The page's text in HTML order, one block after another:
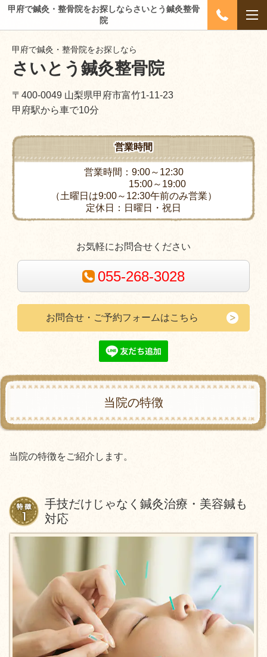
甲府で鍼灸・整骨院をお探しならさいとう鍼灸整骨
院
甲府で鍼灸・整骨院をお探しなら
さいとう鍼灸整骨院
〒400-0049 山梨県甲府市富竹1-11-23
甲府駅から車で10分
営業時間
営業時間：9:00～12:30
15:00～19:00
（土曜日は9:00～12:30午前のみ営業）
定休日：日曜日・祝日
お気軽にお問合せください
055-268-3028
お問合せ・ご予約フォームはこちら
当院の特徴
当院の特徴をご紹介します。
手技だけじゃなく鍼灸治療・美容鍼も
対応